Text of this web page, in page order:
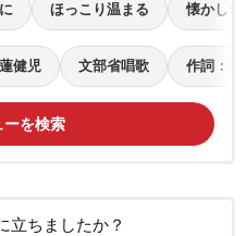
ほっこり温まる 懐かしい
健児 文部省唱歌 作詞：
ーを検索
立ちましたか？